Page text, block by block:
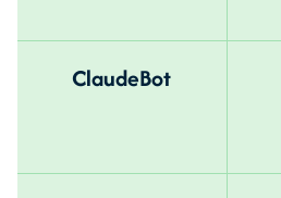
ClaudeBot